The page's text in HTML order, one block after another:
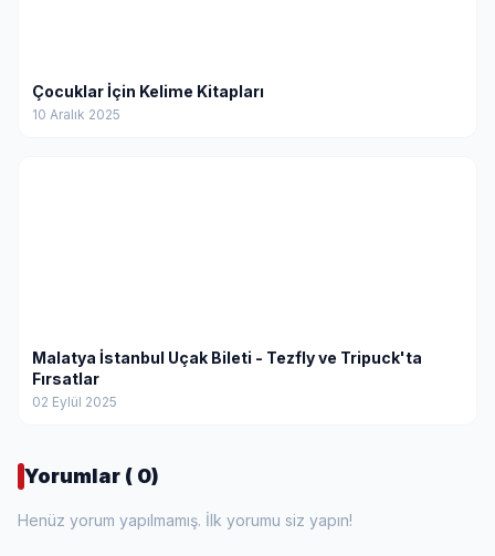
Çocuklar İçin Kelime Kitapları
10 Aralık 2025
Malatya İstanbul Uçak Bileti - Tezfly ve Tripuck'ta
Fırsatlar
02 Eylül 2025
Yorumlar ( 0)
Henüz yorum yapılmamış. İlk yorumu siz yapın!